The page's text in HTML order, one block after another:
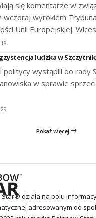
się komentarze w
wczoraj wyrokiem
Unii Europejskiej.
ludzka w
politycy wystąpili do rady
w sprawie
Pokaż więcej
Star® działa na polu
adresowanym do